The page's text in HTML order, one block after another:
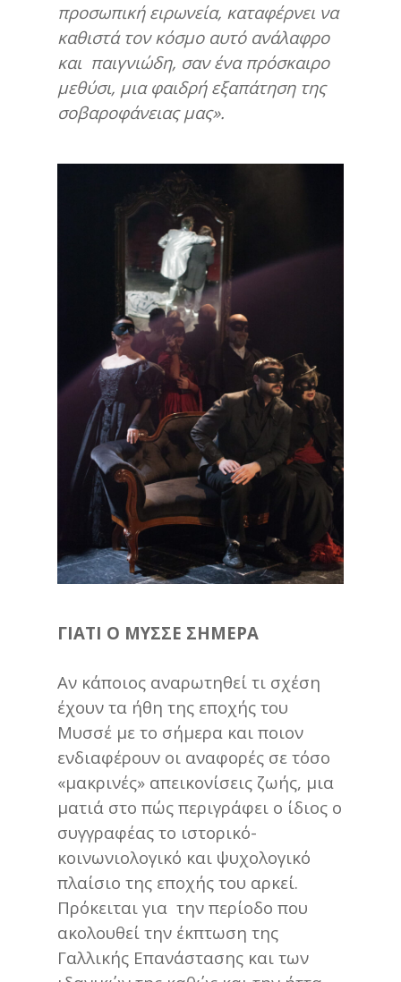
προσωπική ειρωνεία, καταφέρνει να
καθιστά τον κόσμο αυτό ανάλαφρο
και παιγνιώδη, σαν ένα πρόσκαιρο
μεθύσι, μια φαιδρή εξαπάτηση της
σοβαροφάνειας μας».
ΓΙΑΤΙ Ο ΜΥΣΣΕ ΣΗΜΕΡΑ
Αν κάποιος αναρωτηθεί τι σχέση
έχουν τα ήθη της εποχής του
Μυσσέ με το σήμερα και ποιον
ενδιαφέρουν οι αναφορές σε τόσο
«μακρινές» απεικονίσεις ζωής, μια
ματιά στο πώς περιγράφει ο ίδιος ο
συγγραφέας το ιστορικό-
κοινωνιολογικό και ψυχολογικό
πλαίσιο της εποχής του αρκεί.
Πρόκειται για την περίοδο που
ακολουθεί την έκπτωση της
Γαλλικής Επανάστασης και των